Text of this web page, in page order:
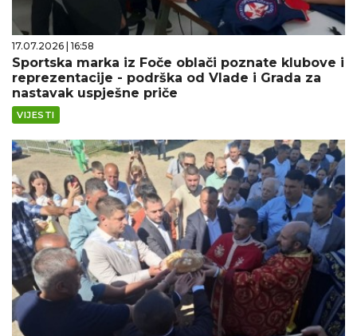
17.07.2026 | 16:58
Sportska marka iz Foče oblači poznate klubove i
reprezentacije - podrška od Vlade i Grada za
nastavak uspješne priče
VIJESTI